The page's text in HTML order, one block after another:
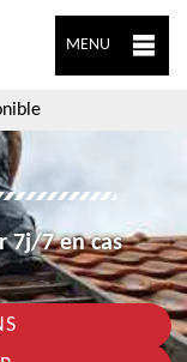
MENU
7j/7 en cas